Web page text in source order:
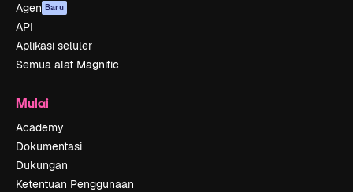
Agen Baru
API
Aplikasi seluler
Semua alat Magnific
Mulai
Academy
Dokumentasi
Dukungan
Ketentuan Penggunaan